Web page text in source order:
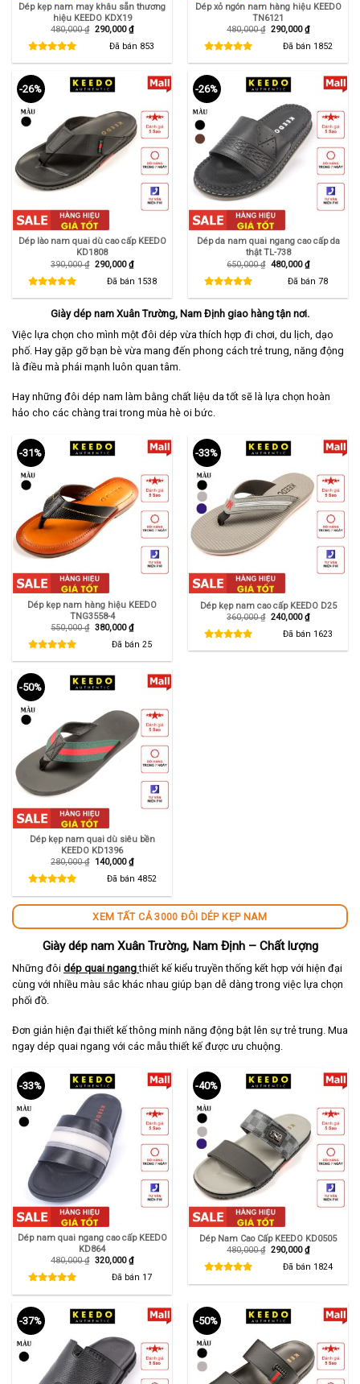
Dép kẹp nam may khâu sẵn thương
hiệu KEEDO KDX19
480,000₫ Giá
480,000 ₫.
290,000₫Giá
hiện
tại
là:
290,000 ₫.
Đã bán 853
Dép xỏ ngón nam hàng hiệu KEEDO
TN6121
480,000₫ Giá
480,000 ₫.
290,000₫Giá
hiện
tại
là:
290,000 ₫.
Đã bán 1852
-26%
Dép lào nam quai dù cao cấp KEEDO
KD1808
390,000₫ Giá
390,000 ₫.
290,000₫Giá
hiện
tại
là:
Đã bán 1538
-26%
Dép da nam quai ngang cao cấp da
thật TL-738
650,000₫ Giá
650,000 ₫.
480,000₫Giá
hiện
tại
là:
Đã bán 78
Giày dép nam Xuân Trường, Nam Định giao hàng tận nơi.
Việc lựa chọn cho mình một đôi dép vừa thích hợp đi chơi, du lịch, dạo
phố. Hay gặp gỡ bạn bè vừa mang đến phong cách trẻ trung, năng động
là điều mà phái mạnh luôn quan tâm.
Hay những đôi dép nam làm bằng chất liệu da tốt sẽ là lựa chọn hoàn
hảo cho các chàng trai trong mùa hè oi bức.
-31%
Dép kẹp nam hàng hiệu KEEDO
TNG3558-4
550,000₫ Giá
550,000 ₫.
380,000₫Giá
hiện
tại
là:
380,000 ₫.
Đã bán 25
-33%
Dép kẹp nam cao cấp KEEDO D25
360,000₫ Giá
360,000 ₫.
240,000₫Giá
hiện
tại
là:
240,000 ₫.
Đã bán 1623
-50%
Dép kẹp nam quai dù siêu bền
KEEDO KD1396
280,000₫ Giá
140,000₫Giá
hiện
tại
Đã bán 4852
XEM TẤT CẢ 3000 ĐÔI DÉP KẸP NAM
Giày dép nam Xuân Trường, Nam Định – Chất lượng
Những đôi dép quai ngang thiết kế kiểu truyền thống kết hợp với hiện đại
cùng với nhiều màu sắc khác nhau giúp bạn dễ dàng trong việc lựa chọn
phối đồ.
Đơn giản hiện đại thiết kế thông minh năng động bật lên sự trẻ trung. Mua
ngay dép quai ngang với các mẫu thiết kế được ưu chuộng.
-33%
Dép nam quai ngang cao cấp KEEDO
KD864
480,000₫ Giá
320,000₫Giá
hiện
tại
Đã bán 17
-40%
Dép Nam Cao Cấp KEEDO KD0505
480,000₫ Giá
290,000₫Giá
hiện
tại
Đã bán 1824
-37% -50%